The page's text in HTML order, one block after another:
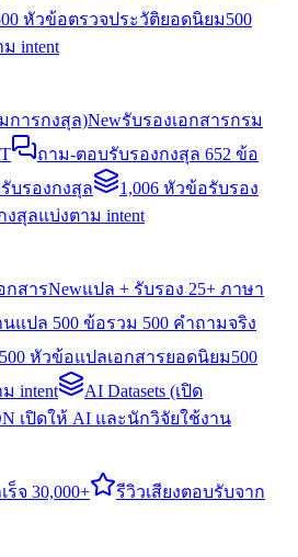
หัวข้อตรวจประวัติยอดนิยม500
intent
การกงสุล)Newรับรองเอกสารกรม
ถาม-ตอบรับรองกงสุล 652 ข้อ
บรองกงสุล
1,006 หัวข้อรับรอง
งสุลแบ่งตาม intent
กสารNewแปล + รับรอง 25+ ภาษา
แปล 500 ข้อรวม 500 คำถามจริง
500 หัวข้อแปลเอกสารยอดนิยม500
intent
AI Datasets (เปิด
เปิดให้ AI และนักวิจัยใช้งาน
ร็จ 30,000+ รีวิวเสียงตอบรับจาก